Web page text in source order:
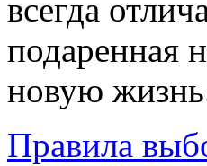
всегда
подаренная
новую
Правила